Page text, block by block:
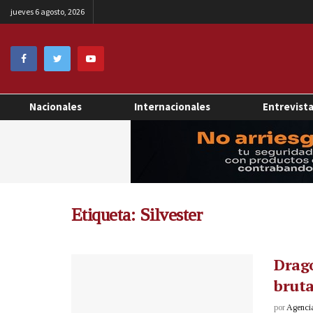
jueves 6 agosto, 2026
Nacionales Internacionales
Etiqueta: Silvester
por